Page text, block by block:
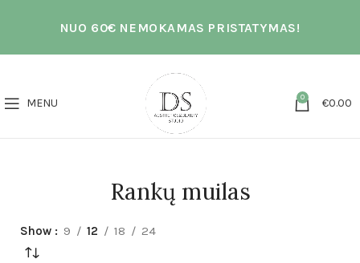
NUO 60€ NEMOKAMAS PRISTATYMAS!
MENU 0 €0.00
Rankų muilas
Show 9 12 18 24